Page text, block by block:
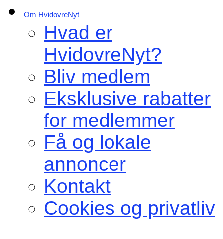
Om HvidovreNyt
Hvad er
HvidovreNyt?
Bliv medlem
Eksklusive rabatter
for medlemmer
Få og lokale
annoncer
Kontakt
Cookies og privatliv